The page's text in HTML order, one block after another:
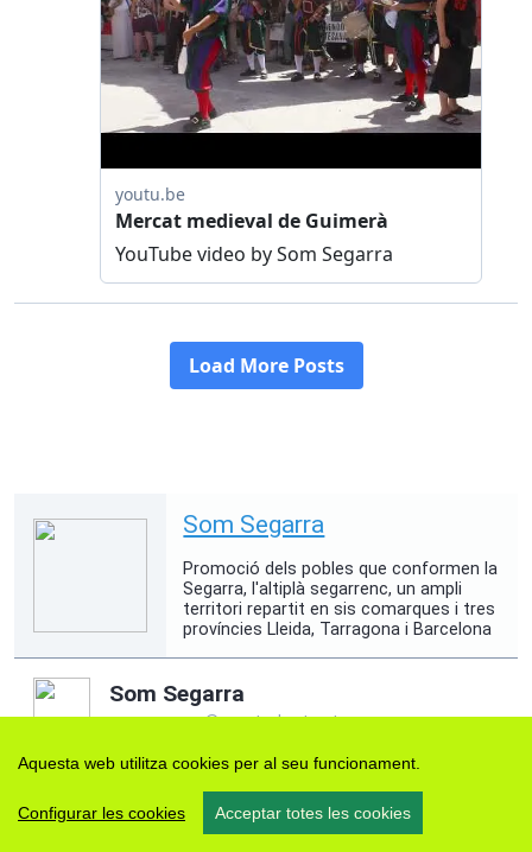
Aquesta web utilitza cookies per al seu funcionament.
Configurar les cookies Acceptar totes les cookies